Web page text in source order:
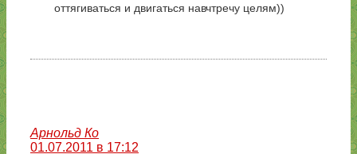
оттягиваться и двигаться навчтречу целям))
Арнольд Ко
01.07.2011 в 17:12